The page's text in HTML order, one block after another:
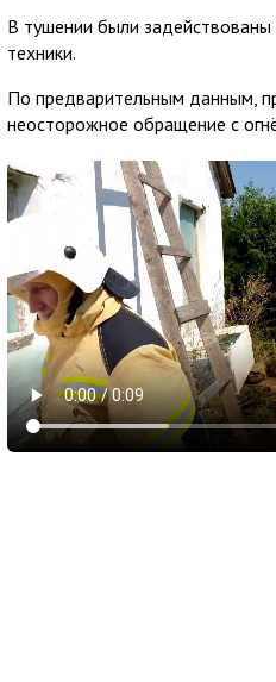
В тушении были
техники.
По предварительным данным,
неосторожное обращение с